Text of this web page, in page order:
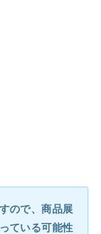
ので、商品展
ている可能性